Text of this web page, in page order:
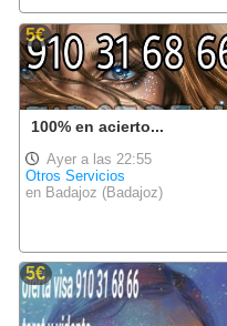
5€
100% en acierto...
Ayer a las 22:55
Otros Servicios
en Badajoz (Badajoz)
5€